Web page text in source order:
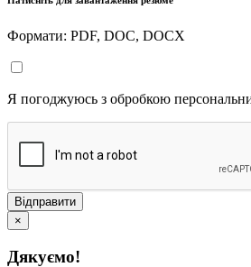
Формати: PDF, DOC, DOCX
Я погоджуюсь з обробкою
Відправити
×
Дякуємо!